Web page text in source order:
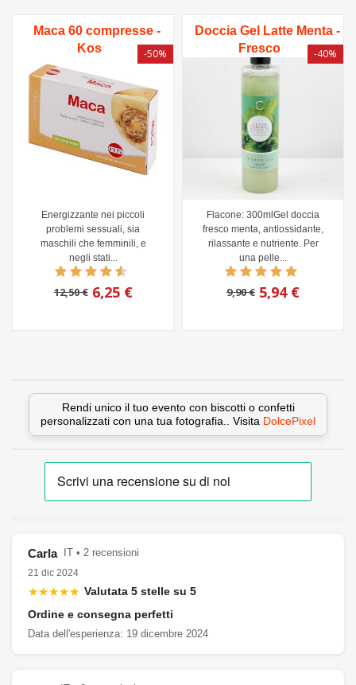
Maca 60 compresse -
Kos
Energizzante nei piccoli
problemi sessuali, sia
maschili che femminili, e
negli stati...
12,50 €
-50%
6,25 €
Doccia Gel Latte Menta -
Fresco
Flacone: 300mlGel doccia
fresco menta, antiossidante,
rilassante e nutriente. Per
una pelle...
9,90 €
-40%
5,94 €
Rendi unico il tuo evento con biscotti o confetti
personalizzati con una tua fotografia.. Visita DolcePixel
Carla
IT • 2 recensioni
21 dic 2024
★★★★★ Valutata 5 stelle su 5
Ordine e consegna perfetti
Data dell'esperienza: 19 dicembre 2024